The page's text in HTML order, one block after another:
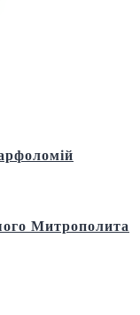
Митрополита